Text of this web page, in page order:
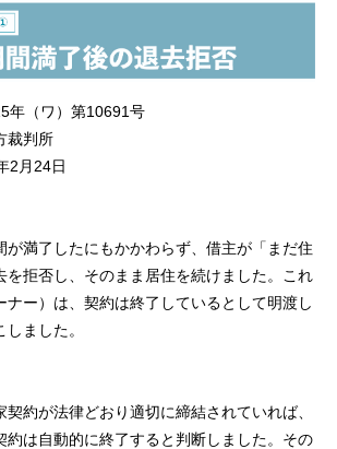
年（ワ）第10691号
裁判所
2月24日
が満了したにもかかわらず、借主が「まだ住
を拒否し、そのまま居住を続けました。これ
ナー）は、契約は終了しているとして明渡し
ました。
約が法律どおり適切に締結されていれば、
約は自動的に終了すると判断しました。その